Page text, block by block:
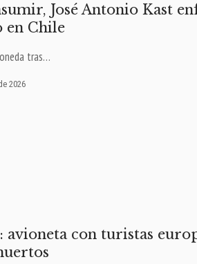
José Antonio Kast
en Chile
tras…
2026
avioneta con turistas